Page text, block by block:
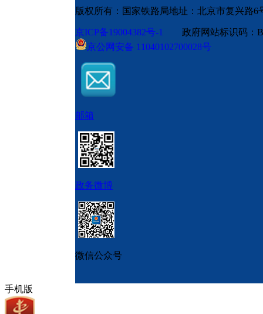
版权所有：国家铁路局地址：北京市复兴路6
京ICP备19004382号-1 政府网站标识码
京公网安备 11040102700028号
邮箱
政务微博
微信公众号
手机版